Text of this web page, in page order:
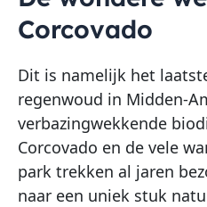
Corcovado
Dit is namelijk het
regenwoud in Midden-
verbazingwekkende
Corcovado en de vele
park trekken al jaren
naar een uniek stuk